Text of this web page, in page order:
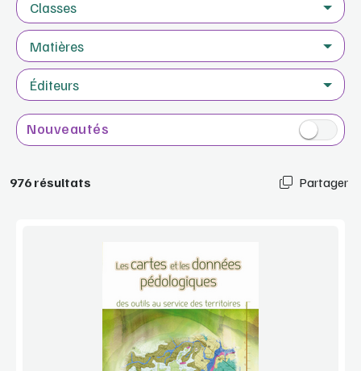
Classes
Matières
Éditeurs
Nouveautés
976 résultats Partager
Voir la démo
Manuel complet